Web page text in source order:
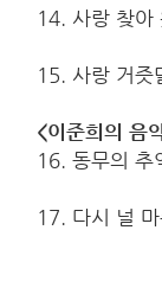
14. 사랑 찾아
15. 사랑 거즛
<이준희의 음
16. 동무의 추
17. 다시 널